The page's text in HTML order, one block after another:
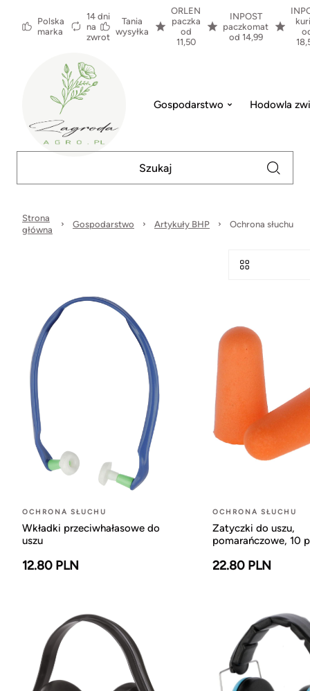
Polska
marka
14 dni
na
zwrot
Tania
wysyłka
ORLEN
paczka
od
11,50
INPOST
paczkomat
od 14,99
Gospodarstwo Hodowla
Strona
główna
Gospodarstwo Artykuły BHP Ochrona słuchu
OCHRONA SŁUCHU
Wkładki przeciwhałasowe do
uszu
12.80 PLN
OCHRONA SŁUCHU
Zatyczki do uszu,
pomarańczowe, 10
22.80 PLN